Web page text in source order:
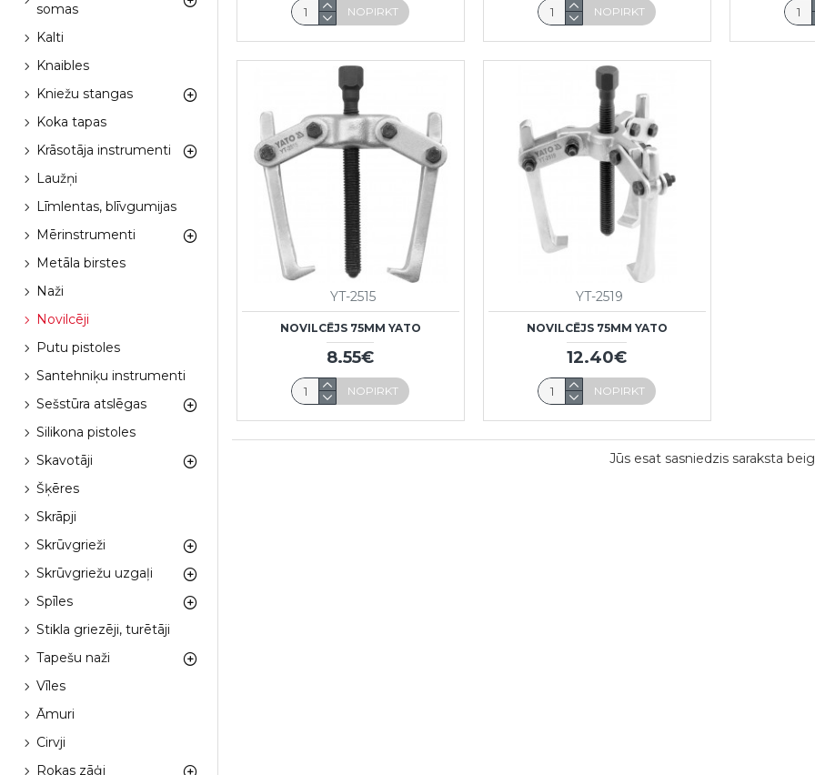
somas
Kalti
Knaibles
Kniežu stangas
Koka tapas
Krāsotāja instrumenti
Laužņi
Līmlentas, blīvgumijas
Mērinstrumenti
Metāla birstes
Naži
Novilcēji
Putu pistoles
Santehniķu instrumenti
Sešstūra atslēgas
Silikona pistoles
Skavotāji
Šķēres
Skrāpji
Skrūvgrieži
Skrūvgriežu uzgaļi
Spīles
Stikla griezēji, turētāji
Tapešu naži
Vīles
Āmuri
Cirvji
Rokas zāģi
NOPIRKT NOPIRKT
YT-2515
NOVILCĒJS 75MM YATO
8.55€
NOPIRKT
YT-2519
NOVILCĒJS 75MM YATO
12.40€
NOPIRKT
Jūs esat sasniedzis saraksta